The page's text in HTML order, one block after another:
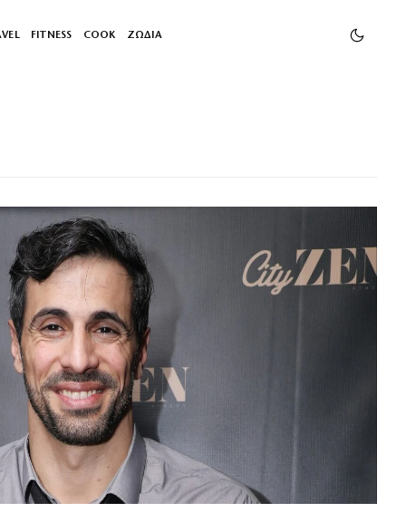
FITNESS COOK ΖΩΔΙΑ